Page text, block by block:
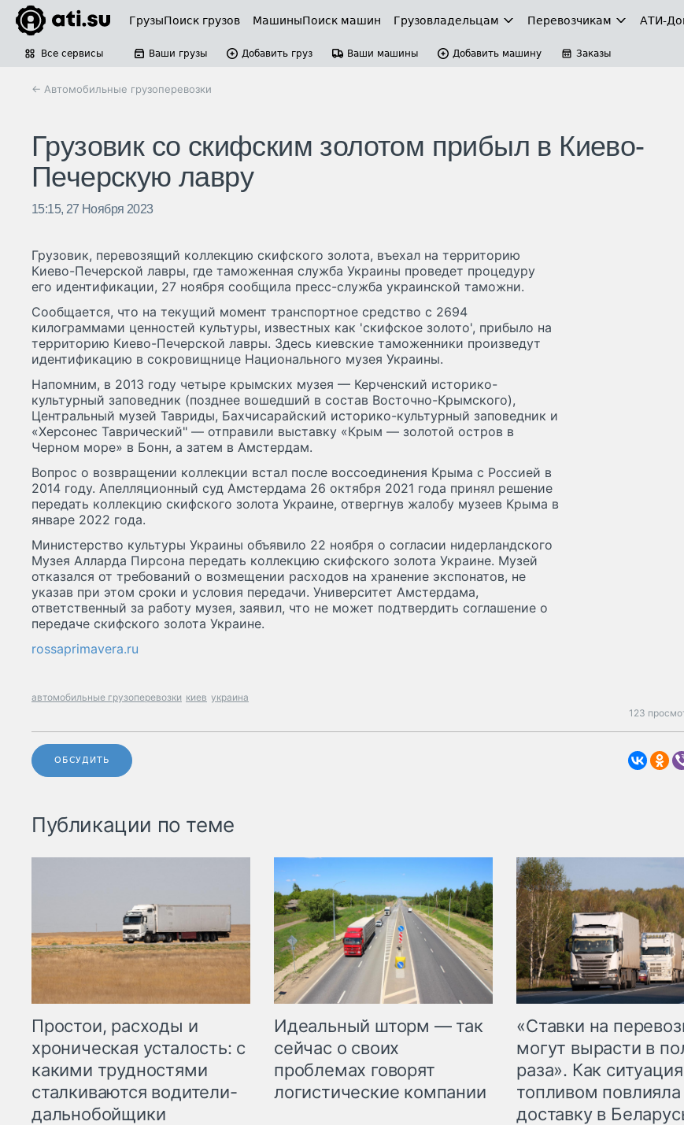
ГрузыПоиск грузов МашиныПоиск машин Грузовладельцам Перевозчикам АТИ-
Все сервисы Ваши грузы Добавить груз Ваши машины Добавить машину Заказы
← Автомобильные грузоперевозки
Грузовик со скифским золотом прибыл в Киево-
Печерскую лавру
15:15, 27 Ноября 2023
Грузовик, перевозящий коллекцию скифского золота, въехал на территорию
Киево-Печерской лавры, где таможенная служба Украины проведет процедуру
его идентификации, 27 ноября сообщила пресс-служба украинской таможни.
Сообщается, что на текущий момент транспортное средство с 2694
килограммами ценностей культуры, известных как 'скифское золото', прибыло на
территорию Киево-Печерской лавры. Здесь киевские таможенники произведут
идентификацию в сокровищнице Национального музея Украины.
Напомним, в 2013 году четыре крымских музея — Керченский историко-
культурный заповедник (позднее вошедший в состав Восточно-Крымского),
Центральный музей Тавриды, Бахчисарайский историко-культурный заповедник и
«Херсонес Таврический" — отправили выставку «Крым — золотой остров в
Черном море» в Бонн, а затем в Амстердам.
Вопрос о возвращении коллекции встал после воссоединения Крыма с Россией в
2014 году. Апелляционный суд Амстердама 26 октября 2021 года принял решение
передать коллекцию скифского золота Украине, отвергнув жалобу музеев Крыма в
январе 2022 года.
Министерство культуры Украины объявило 22 ноября о согласии нидерландского
Музея Алларда Пирсона передать коллекцию скифского золота Украине. Музей
отказался от требований о возмещении расходов на хранение экспонатов, не
указав при этом сроки и условия передачи. Университет Амстердама,
ответственный за работу музея, заявил, что не может подтвердить соглашение о
передаче скифского золота Украине.
rossaprimavera.ru
автомобильные грузоперевозки киев украина
123
ОБСУДИТЬ
Публикации по теме
Простои, расходы и
хроническая усталость: с
какими трудностями
сталкиваются водители-
дальнобойщики
Идеальный шторм — так
сейчас о своих
проблемах говорят
логистические компании
«Ставки на
могут вырасти в
раза». Как
топливом повлияла
доставку в